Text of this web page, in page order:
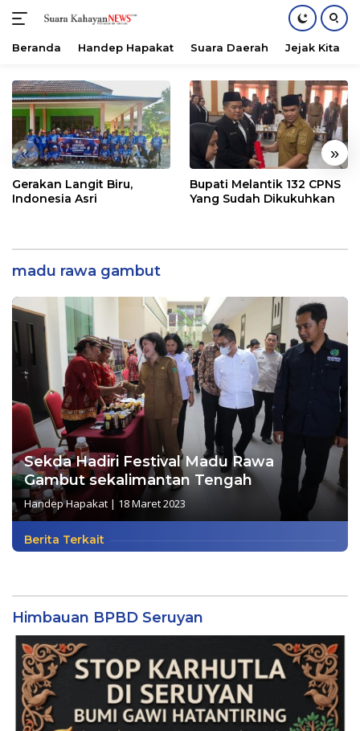
konten
Beranda Handep Hapakat Suara Daerah Jejak Kita
« »
Gerakan Langit Biru,
Indonesia Asri
Bupati Melantik 132 CPNS
Yang Sudah Dikukuhkan
madu rawa gambut
Sekda Hadiri Festival Madu Rawa
Gambut sekalimantan Tengah
Handep Hapakat | 18 Maret 2023
Berita Terkait
Himbauan BPBD Seruyan